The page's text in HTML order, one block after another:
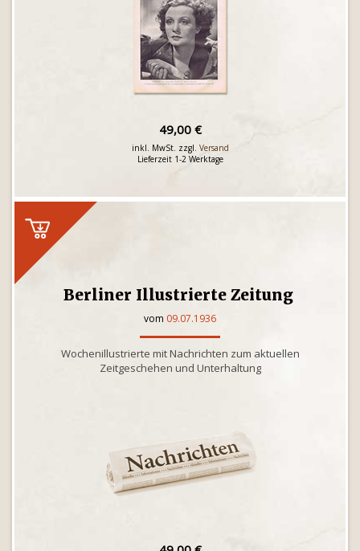
49,00 €
inkl. MwSt. zzgl. Versand
Lieferzeit 1-2 Werktage
Berliner Illustrierte Zeitung
vom 09.07.1936
Wochenillustrierte mit Nachrichten zum aktuellen
Zeitgeschehen und Unterhaltung